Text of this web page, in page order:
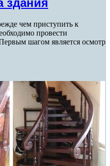
здания
чем приступить к
провести
шагом является осмотр